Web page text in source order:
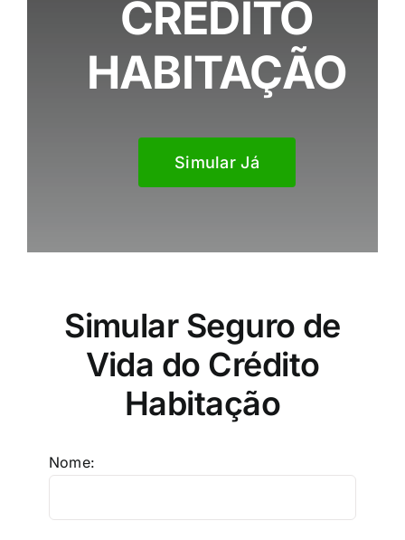
CRÉDITO
HABITAÇÃO
Simular Já
Simular Seguro de
Vida do Crédito
Habitação
Nome: